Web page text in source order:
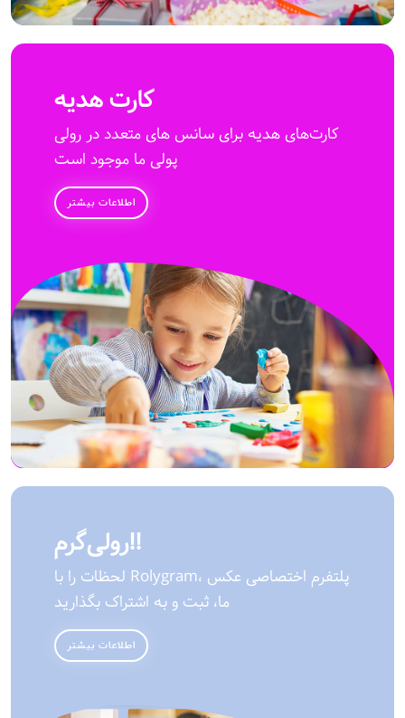
کارت هدیه
کارت‌های هدیه برای سانس های متعدد در رولی
پولی ما موجود است
اطلاعات بیشتر
رولی‌گرم!!
لحظات را با Rolygram، پلتفرم اختصاصی عکس
ما، ثبت و به اشتراک بگذارید
اطلاعات بیشتر